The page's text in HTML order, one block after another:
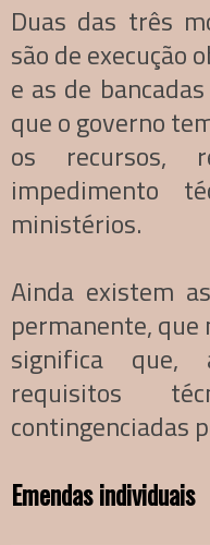
Duas das três
são de execução
e as de
que o governo
os recursos,
impedimento
ministérios.
Ainda existem
permanente, que
significa que,
requisitos
contingenciadas
Emendas individuais